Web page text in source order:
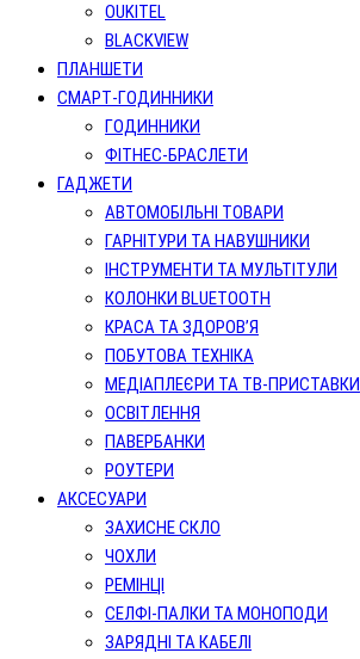
OUKITEL
BLACKVIEW
ПЛАНШЕТИ
СМАРТ-ГОДИННИКИ
ГОДИННИКИ
ФІТНЕС-БРАСЛЕТИ
ГАДЖЕТИ
АВТОМОБІЛЬНІ ТОВАРИ
ГАРНІТУРИ ТА НАВУШНИКИ
ІНСТРУМЕНТИ ТА МУЛЬТІТУЛИ
КОЛОНКИ BLUETOOTH
КРАСА ТА ЗДОРОВ’Я
ПОБУТОВА ТЕХНІКА
МЕДІАПЛЕЄРИ ТА ТВ-ПРИСТАВКИ
ОСВІТЛЕННЯ
ПАВЕРБАНКИ
РОУТЕРИ
АКСЕСУАРИ
ЗАХИСНЕ СКЛО
ЧОХЛИ
РЕМІНЦІ
СЕЛФІ-ПАЛКИ ТА МОНОПОДИ
ЗАРЯДНІ ТА КАБЕЛІ